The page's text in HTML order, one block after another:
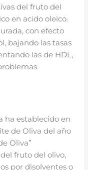
del fruto del
en acido oleico.
con efecto
bajando las tasas
las de HDL,
ha establecido en
de Oliva del año
Oliva”
fruto del olivo,
por disolventes o